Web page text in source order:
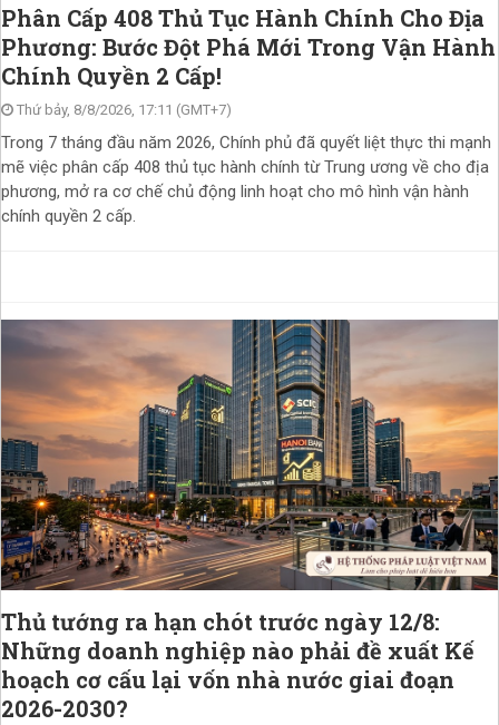
Phân Cấp 408 Thủ Tục Hành Chính Cho Địa
Phương: Bước Đột Phá Mới Trong Vận Hành
Chính Quyền 2 Cấp!
Thứ bảy, 8/8/2026, 17:11 (GMT+7)
Trong 7 tháng đầu năm 2026, Chính phủ đã quyết liệt thực thi mạnh
mẽ việc phân cấp 408 thủ tục hành chính từ Trung ương về cho địa
phương, mở ra cơ chế chủ động linh hoạt cho mô hình vận hành
chính quyền 2 cấp.
Thủ tướng ra hạn chót trước ngày 12/8:
Những doanh nghiệp nào phải đề xuất Kế
hoạch cơ cấu lại vốn nhà nước giai đoạn
2026-2030?